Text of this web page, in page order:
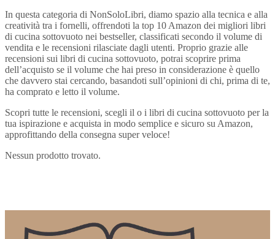
In questa categoria di NonSoloLibri, diamo spazio alla tecnica e alla
creatività tra i fornelli, offrendoti la top 10 Amazon dei migliori libri
di cucina sottovuoto nei bestseller, classificati secondo il volume di
vendita e le recensioni rilasciate dagli utenti. Proprio grazie alle
recensioni sui libri di cucina sottovuoto, potrai scoprire prima
dell’acquisto se il volume che hai preso in considerazione è quello
che davvero stai cercando, basandoti sull’opinioni di chi, prima di te,
ha comprato e letto il volume.
Scopri tutte le recensioni, scegli il o i libri di cucina sottovuoto per la
tua ispirazione e acquista in modo semplice e sicuro su Amazon,
approfittando della consegna super veloce!
Nessun prodotto trovato.